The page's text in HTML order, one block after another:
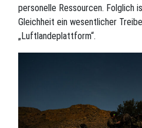
personelle Ressourcen. Folglich
Gleichheit ein wesentlicher
„Luftlandeplattform“.